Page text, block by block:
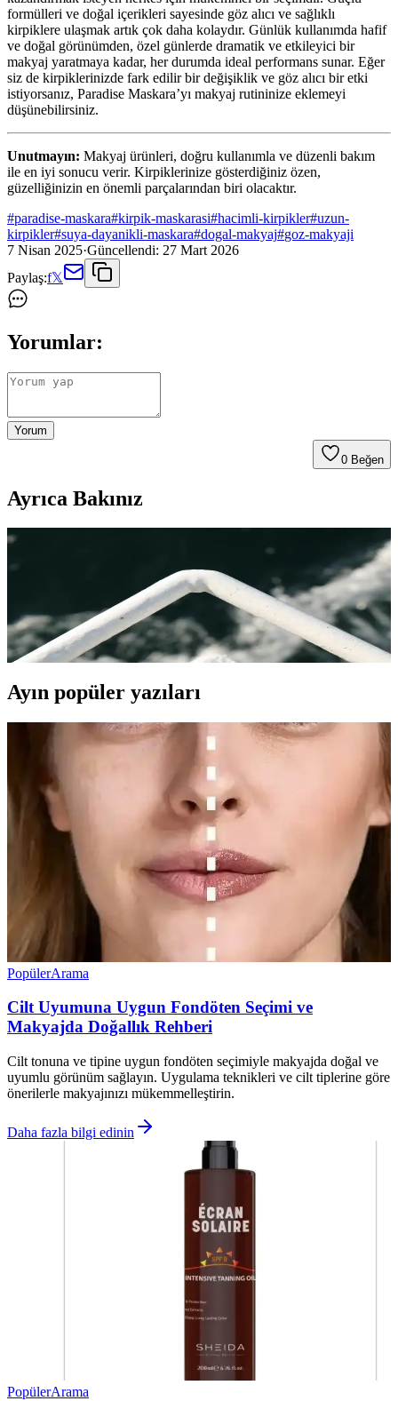
formülleri ve doğal içerikleri sayesinde göz alıcı ve sağlıklı
kirpiklere ulaşmak artık çok daha kolaydır. Günlük kullanımda hafif
ve doğal görünümden, özel günlerde dramatik ve etkileyici bir
makyaj yaratmaya kadar, her durumda ideal performans sunar. Eğer
siz de kirpiklerinizde fark edilir bir değişiklik ve göz alıcı bir etki
istiyorsanız, Paradise Maskara’yı makyaj rutininize eklemeyi
düşünebilirsiniz.
Unutmayın: Makyaj ürünleri, doğru kullanımla ve düzenli bakım
ile en iyi sonucu verir. Kirpiklerinize gösterdiğiniz özen,
güzelliğinizin en önemli parçalarından biri olacaktır.
#paradise-maskara#kirpik-maskarasi#hacimli-kirpikler#uzun-
kirpikler#suya-dayanikli-maskara#dogal-makyaj#goz-makyaji
7 Nisan 2025·Güncellendi: 27 Mart 2026
Paylaş:f𝕏
Yorumlar:
Yorum
0 Beğen
Ayrıca Bakınız
Paradise Maskara ile Doğal ve Hacimli Kirpiklere
Ulaşmanın Yolları
Paradise Maskara, hacim ve uzunluk kazandıran formülüyle göz
alıcı kirpikler sağlar. Suya dayanıklı ve hassas gözler için uygun
seçenekleriyle makyaj rutininizin vazgeçilmez parçası olmaya hazır.
Ayın popüler yazıları
PopülerArama
Cilt Uyumuna Uygun Fondöten Seçimi ve
Makyajda Doğallık Rehberi
Cilt tonuna ve tipine uygun fondöten seçimiyle makyajda doğal ve
uyumlu görünüm sağlayın. Uygulama teknikleri ve cilt tiplerine göre
önerilerle makyajınızı mükemmelleştirin.
Daha fazla bilgi edinin
PopülerArama